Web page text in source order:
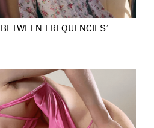
FREQUENCIES’